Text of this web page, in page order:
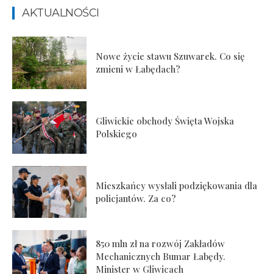
AKTUALNOŚCI
Nowe życie stawu Szuwarek. Co się
zmieni w Łabędach?
Gliwickie obchody Święta Wojska
Polskiego
Mieszkańcy wysłali podziękowania dla
policjantów. Za co?
850 mln zł na rozwój Zakładów
Mechanicznych Bumar Łabędy.
Minister w Gliwicach